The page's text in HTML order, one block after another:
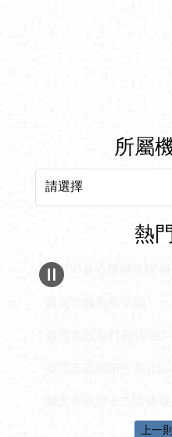
所屬
熱
CRPD身心障礙者權利
上一則